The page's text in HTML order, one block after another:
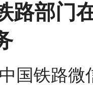
路部门
国铁路